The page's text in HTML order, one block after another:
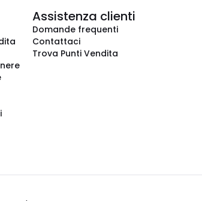
Assistenza clienti
Domande frequenti
Contattaci
Trova Punti Vendita